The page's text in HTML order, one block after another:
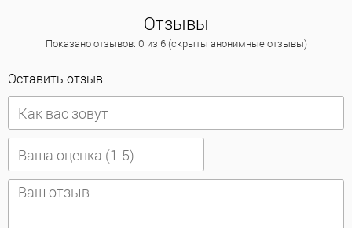
Отзывы
Показано отзывов: 0 из 6 (скрыты анонимные отзывы)
Оставить отзыв